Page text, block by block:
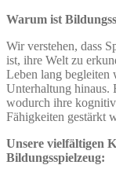
Warum ist
Wir verstehen, dass
ist, ihre Welt zu
Leben lang begleiten
Unterhaltung hinaus.
wodurch ihre
Fähigkeiten gestärkt
Unsere vielfältigen
Bildungsspielzeug: